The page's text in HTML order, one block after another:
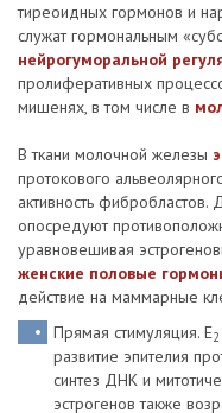
тиреоидных гормонов и
служат гормональным
нейрогуморальной
пролиферативных
мишенях, в том числе в
В ткани молочной железы
протокового
активность
опосредуют
уравновешивая
женские половые
действие на маммарные
Прямая стимуляция. E2
развитие эпителия
синтез ДНК и
эстрогенов также